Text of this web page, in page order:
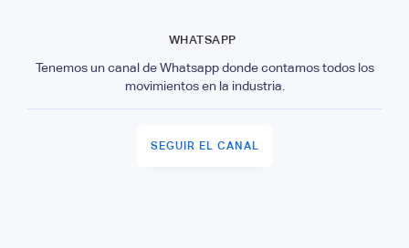
WHATSAPP
Tenemos un canal de Whatsapp donde contamos todos los
movimientos en la industria.
SEGUIR EL CANAL